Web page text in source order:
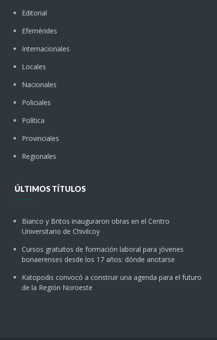
Editorial
Efemérides
Internacionales
Locales
Nacionales
Policiales
Política
Provinciales
Regionales
ÚLTIMOS TÍTULOS
Bianco y Britos inauguraron obras en el Centro
Universitario de Chivilcoy
Cursos gratuitos de formación laboral para jóvenes
bonaerenses desde los 17 años: dónde anotarse
Katopodis convocó a construir una agenda para el futuro
de la Región Noroeste